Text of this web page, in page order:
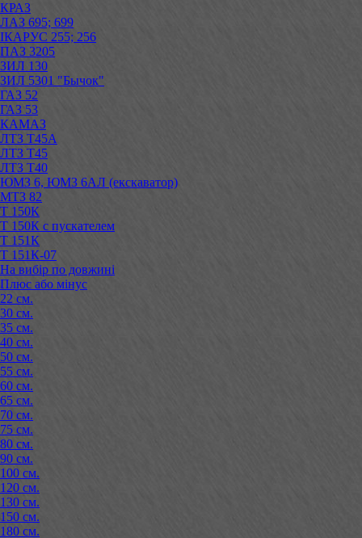
КРАЗ
ЛАЗ 695; 699
ІКАРУС 255; 256
ПАЗ 3205
ЗИЛ 130
ЗИЛ 5301 "Бычок"
ГАЗ 52
ГАЗ 53
КАМАЗ
ЛТЗ Т45А
ЛТЗ Т45
ЛТЗ Т40
ЮМЗ 6, ЮМЗ 6АЛ (екскаватор)
МТЗ 82
Т 150К
Т 150К с пускателем
Т 151К
Т 151К-07
На вибір по довжині
Плюс або мінус
22 см.
30 см.
35 см.
40 см.
50 см.
55 см.
60 см.
65 см.
70 см.
75 см.
80 см.
90 см.
100 см.
120 см.
130 см.
150 см.
180 см.